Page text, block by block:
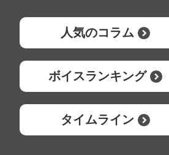
人気のコラム
ボイスランキング
タイムライン